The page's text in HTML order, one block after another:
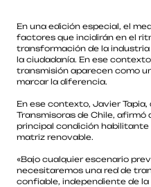
En una edición especial, el
factores que incidirán en el
transformación de la
la ciudadanía. En ese
transmisión aparecen como
marcar la diferencia.
En ese contexto, Javier
Transmisoras de Chile,
principal condición habilitante
matriz renovable.
«Bajo cualquier escenario
necesitaremos una red de
confiable, independiente de